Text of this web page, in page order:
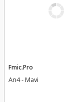
Fmic.Pro
An4 - Mavi